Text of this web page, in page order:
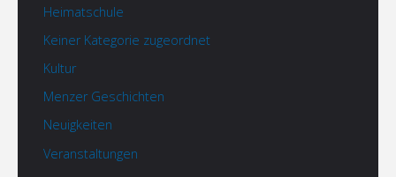
Heimatschule
Keiner Kategorie zugeordnet
Kultur
Menzer Geschichten
Neuigkeiten
Veranstaltungen